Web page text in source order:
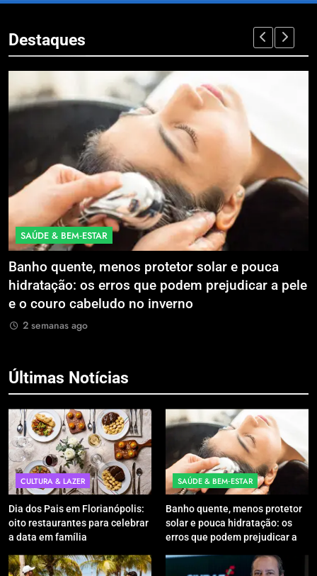
Destaques
SAÚDE & BEM‑ESTAR
Banho quente, menos protetor solar e pouca
hidratação: os erros que podem prejudicar a pele
e o couro cabeludo no inverno
2 semanas ago
Últimas Notícias
CULTURA & LAZER
Dia dos Pais em Florianópolis:
oito restaurantes para celebrar
a data em família
SAÚDE & BEM‑ESTAR
Banho quente, menos protetor
solar e pouca hidratação: os
erros que podem prejudicar a